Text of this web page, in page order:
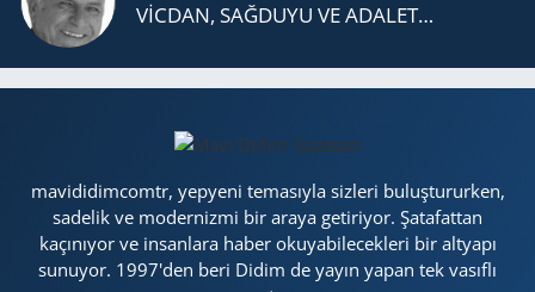
VİCDAN, SAĞ­DU­YU VE ADA­LET…
mavididimcomtr, yepyeni temasıyla sizleri buluştururken,
sadelik ve modernizmi bir araya getiriyor. Şatafattan
kaçınıyor ve insanlara haber okuyabilecekleri bir altyapı
sunuyor. 1997'den beri Didim de yayın yapan tek vasıflı